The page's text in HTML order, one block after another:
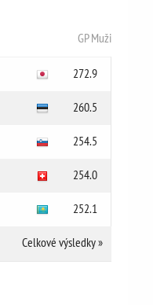
GP Muži
272.9
260.5
254.5
254.0
252.1
Celkové výsledky»